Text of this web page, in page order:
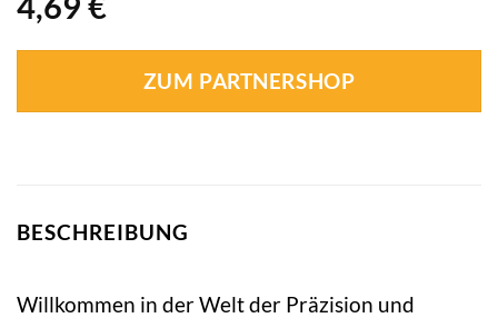
ZUM PARTNERSHOP
BESCHREIBUNG
Willkommen in der Welt der Präzision und